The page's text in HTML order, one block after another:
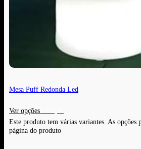
Mesa Puff Redonda Led
Ver opções
Este produto tem várias variantes. As opções
página do produto